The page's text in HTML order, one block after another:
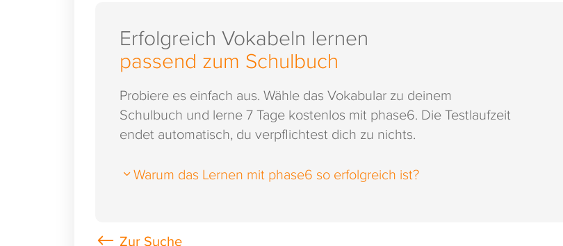
Erfolgreich Vokabeln lernen
passend zum Schulbuch
Probiere es einfach aus. Wähle das Vokabular zu deinem
Schulbuch und lerne 7 Tage kostenlos mit phase6. Die Testlaufzeit
endet automatisch, du verpflichtest dich zu nichts.
Warum das Lernen mit phase6 so erfolgreich ist?